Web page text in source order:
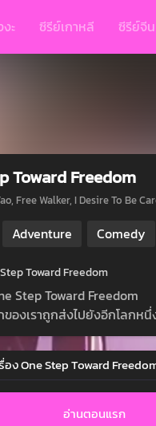
ะ ซีรีย์เกาหลี ซีรีย์จีน
Toward Freedom
Free Walker, I Desire To Be
Adventure Comedy
Toward Freedom
Step Toward Freedom
องเราถูกส่งไปยังอีกโลกห
ง One Step Toward
อ่านตอนแรก